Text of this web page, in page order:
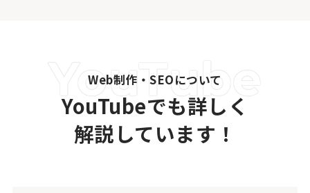
Web制作・SEOについて
YouTubeでも詳しく
解説しています！